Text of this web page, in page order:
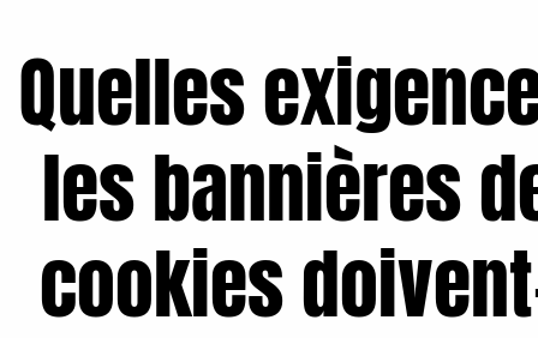
Quelles
les bannières
cookies